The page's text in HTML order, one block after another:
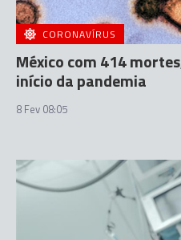
CORONAVÍRUS
México com 414
início da pandemia
8 Fev 08:05